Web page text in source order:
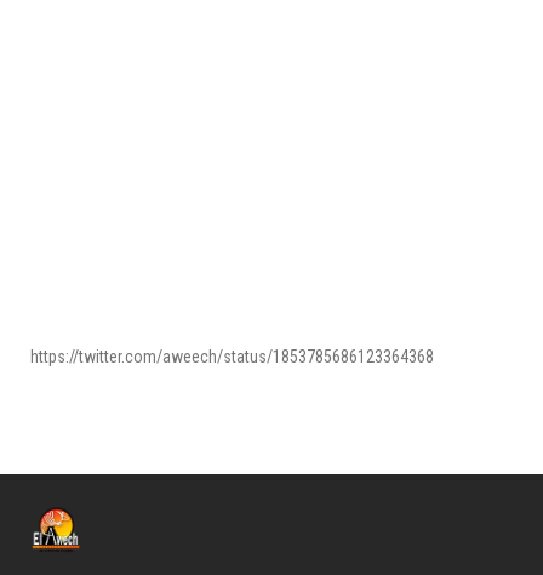
https://twitter.com/aweech/status/1853785686123364368